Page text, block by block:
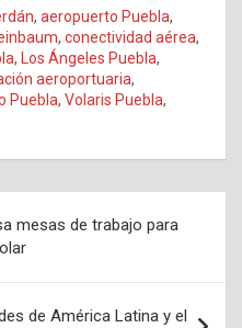
, aeropuerto Puebla,
, conectividad aérea,
, Los Ángeles Puebla,
aeroportuaria,
Puebla, Volaris Puebla,
mesas de trabajo para
de América Latina y el